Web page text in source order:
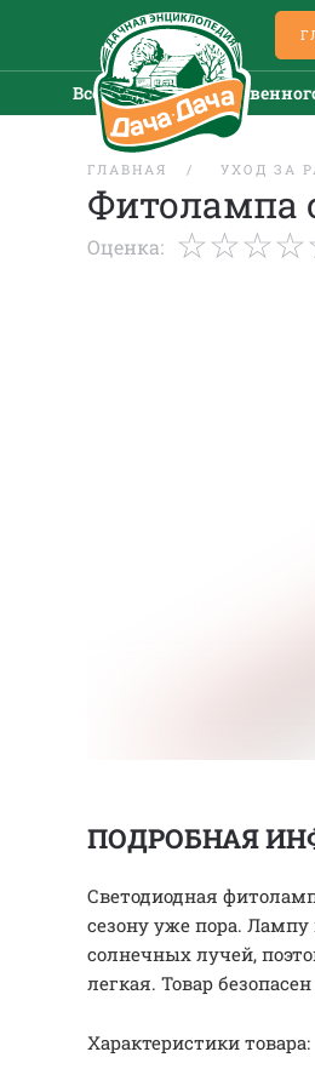
Все новости искусственного
ГЛАВНАЯ УХОД ЗА
Фитолампа
Оценка:
ПОДРОБНАЯ
Светодиодная
сезону уже пора.
солнечных лучей,
легкая. Товар
Характеристики товара: